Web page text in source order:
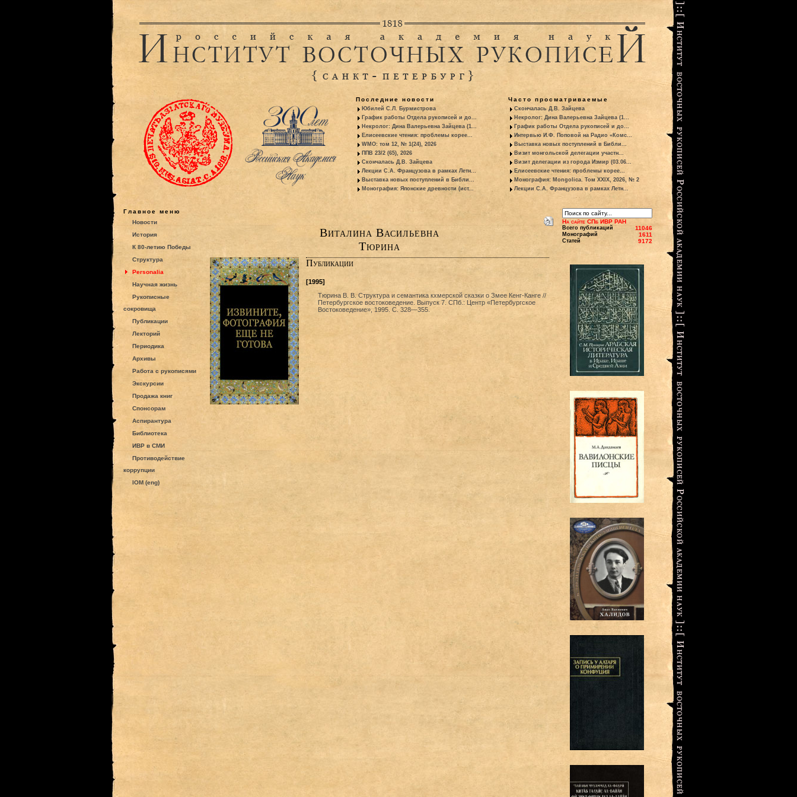
Последние новости
Юбилей С.Л. Бурмистрова
График работы Отдела рукописей и до...
Некролог: Дина Валерьевна Зайцева (1...
Елисеевские чтения: проблемы корее...
WMO: том 12, № 1(24), 2026
ППВ 23/2 (65), 2026
Скончалась Д.В. Зайцева
Лекции С.А. Французова в рамках Летн...
Выставка новых поступлений в Библи...
Монография: Японские древности (ист...
Часто просматриваемые
Скончалась Д.В. Зайцева
Некролог: Дина Валерьевна Зайцева (1...
График работы Отдела рукописей и до...
Интервью И.Ф. Поповой на Радио «Комс...
Выставка новых поступлений в Библи...
Визит монгольской делегации участн...
Визит делегации из города Измир (03.06...
Елисеевские чтения: проблемы корее...
Монография: Mongolica. Том XXIX, 2026, № 2
Лекции С.А. Французова в рамках Летн...
Главное меню
Новости
История
К 80-летию Победы
Структура
Personalia
Научная жизнь
Рукописные
сокровища
Публикации
Лекторий
Периодика
Архивы
Работа с рукописями
Экскурсии
Продажа книг
Спонсорам
Аспирантура
Библиотека
ИВР в СМИ
Противодействие
коррупции
IOM (eng)
Виталина Васильевна
Тюрина
Публикации
[1995]
Тюрина В. В. Структура и семантика кхмерской сказки о Змее Кенг-Канге //
Петербургское востоковедение. Выпуск 7. СПб.: Центр «Петербургское
Востоковедение», 1995. С. 328—355.
На сайте СПб ИВР РАН
Всего публикаций 11046
Монографий 1611
Статей 9172